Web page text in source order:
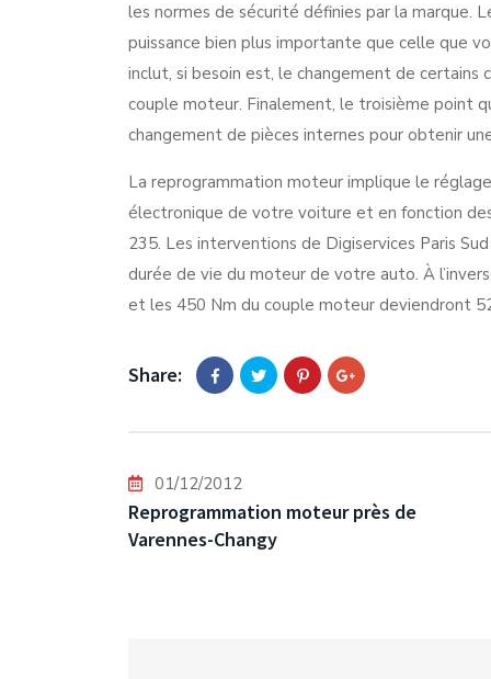
les normes de sécurité définies par la marque.
puissance bien plus importante que celle que
inclut, si besoin est, le changement de certains
couple moteur. Finalement, le troisième point
changement de pièces internes pour obtenir
La reprogrammation moteur implique le
électronique de votre voiture et en fonction
235. Les interventions de Digiservices Paris
durée de vie du moteur de votre auto. À
et les 450 Nm du couple moteur deviendront
Share:
01/12/2012
Reprogrammation moteur près de
Varennes-Changy